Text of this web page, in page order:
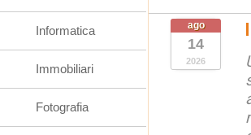
ago
14
2026
Informatica
Immobiliari
Fotografia